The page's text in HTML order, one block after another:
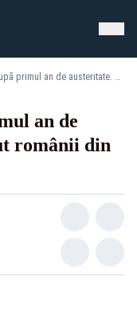
Harta salariilor după primul an de austeritate. Cât au pierdut românii din cauza inflației
an de
românii din